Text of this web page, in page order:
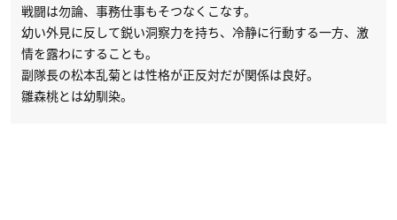
戦闘は勿論、事務仕事もそつなくこなす。
幼い外見に反して鋭い洞察力を持ち、冷静に行動する一方、激
情を露わにすることも。
副隊長の松本乱菊とは性格が正反対だが関係は良好。
雛森桃とは幼馴染。